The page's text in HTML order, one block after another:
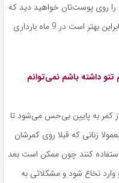
را روی پوست‌تان خواهید دید که
شباهتی به آنچه قبلا انجام داده‌اید، ندارد! بنابراین بهتر است در 9 ماه بارداری
داشته باشم نمی‌توانم
به پایین بی‌حس می‌شود تا
زنانی که قبلا روی کمرشان
کنند چون ممکن است بعد
وارد نخاع شود و مشکلاتی به